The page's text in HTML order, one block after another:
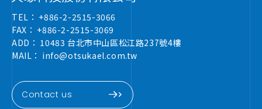
TEL： +886-2-2515-3066
FAX： +886-2-2515-3069
ADD： 10483 台北市中山區松江路237號4樓
MAIL： info@otsukael.com.tw
Contact us